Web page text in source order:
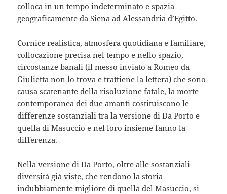
colloca in un tempo indeterminato e spazia
geograficamente da Siena ad Alessandria d’Egitto.
Cornice realistica, atmosfera quotidiana e familiare,
collocazione precisa nel tempo e nello spazio,
circostanze banali (il messo inviato a Romeo da
Giulietta non lo trova e trattiene la lettera) che sono
causa scatenante della risoluzione fatale, la morte
contemporanea dei due amanti costituiscono le
differenze sostanziali tra la versione di Da Porto e
quella di Masuccio e nel loro insieme fanno la
differenza.
Nella versione di Da Porto, oltre alle sostanziali
diversità già viste, che rendono la storia
indubbiamente migliore di quella del Masuccio, si